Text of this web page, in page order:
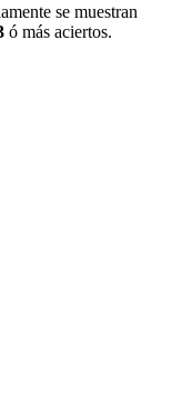
se muestran
ó más aciertos.